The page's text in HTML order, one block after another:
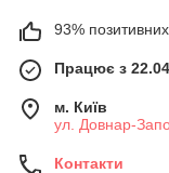
93% позитивних
Працює з
м. Київ
ул. Довнар-
Контакти